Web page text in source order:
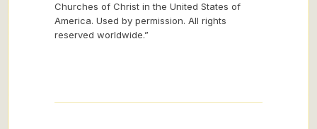
Churches of Christ in the United States of
America. Used by permission. All rights
reserved worldwide.”